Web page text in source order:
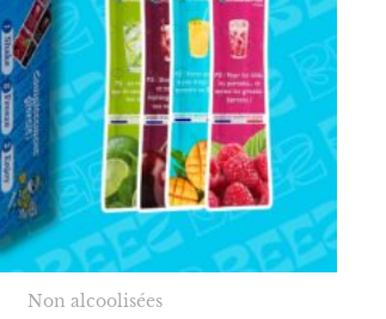
Non alcoolisées